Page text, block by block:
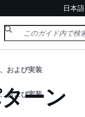
日本語
および実装
および実装
ーン